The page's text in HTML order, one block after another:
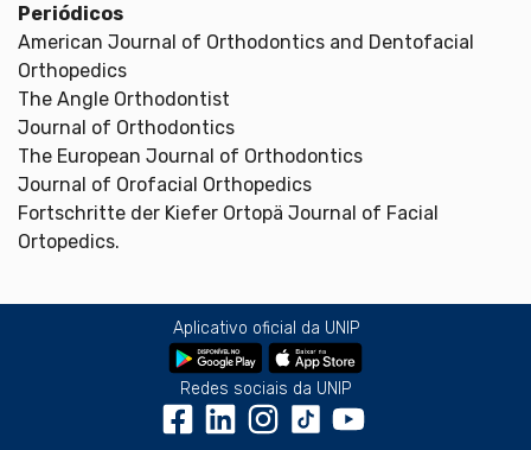
Periódicos
American Journal of Orthodontics and Dentofacial
Orthopedics
The Angle Orthodontist
Journal of Orthodontics
The European Journal of Orthodontics
Journal of Orofacial Orthopedics
Fortschritte der Kiefer Ortopä Journal of Facial
Ortopedics.
Aplicativo oficial da UNIP
Redes sociais da UNIP